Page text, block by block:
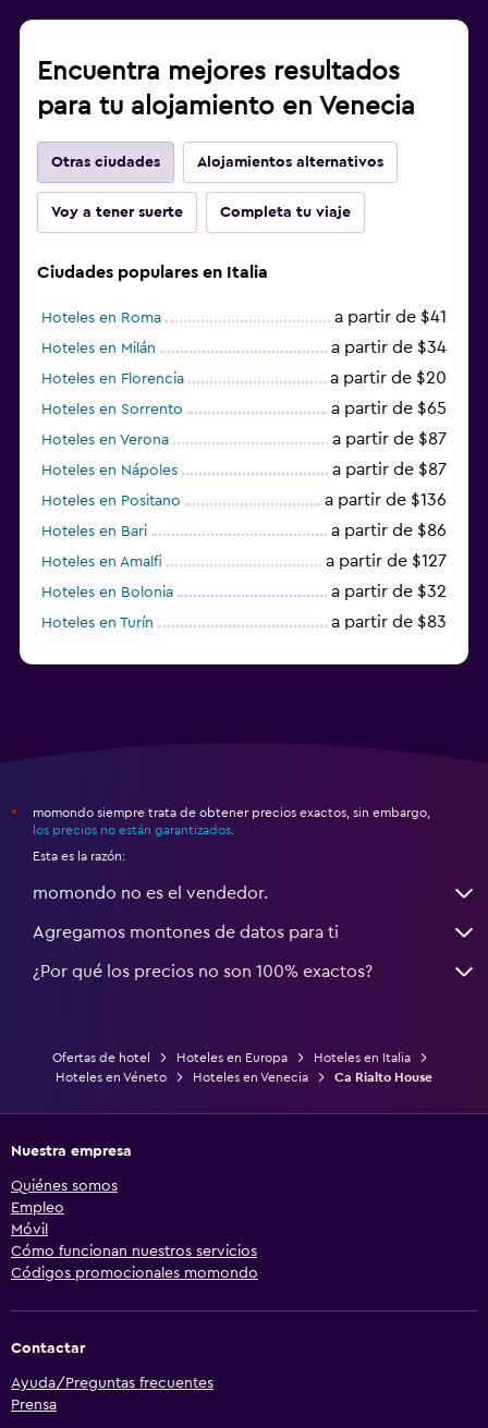
Encuentra mejores resultados
para tu alojamiento en Venecia
Otras ciudades Alojamientos alternativos
Voy a tener suerte Completa tu viaje
Ciudades populares en Italia
Hoteles en Roma a partir de $41
Hoteles en Milán a partir de $34
Hoteles en Florencia a partir de $20
Hoteles en Sorrento a partir de $65
Hoteles en Verona a partir de $87
Hoteles en Nápoles a partir de $87
Hoteles en Positano a partir de $136
Hoteles en Bari a partir de $86
Hoteles en Amalfi a partir de $127
Hoteles en Bolonia a partir de $32
Hoteles en Turín a partir de $83
*
momondo siempre trata de obtener precios exactos, sin embargo,
los precios no están garantizados
Esta es la razón:
momondo no es el vendedor.
Agregamos montones de datos para ti
¿Por qué los precios no son 100% exactos?
Ofertas de hotel Hoteles en Europa
Hoteles en Italia
Hoteles en Véneto
Hoteles en Venecia Ca Rialto House
Nuestra empresa
Quiénes somos
Empleo
Móvil
Cómo funcionan nuestros servicios
Códigos promocionales momondo
Contactar
Ayuda/Preguntas frecuentes
Prensa